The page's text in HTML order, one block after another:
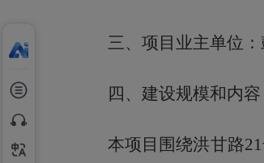
三、 项目业主单位：
四、建设规模和内容
本项目围绕洪甘路